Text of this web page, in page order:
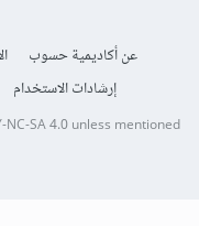
عن أكاديمية حسوب
إرشادات الاستخدام
NC-SA 4.0unless mentioned